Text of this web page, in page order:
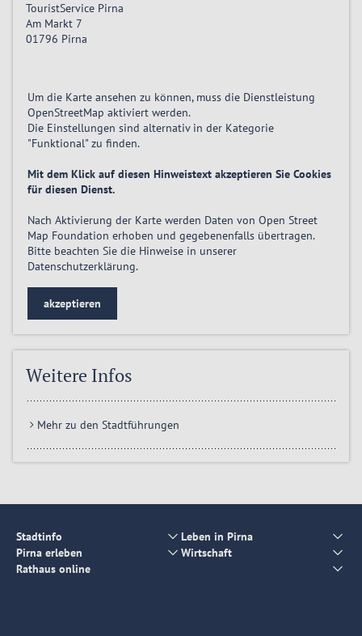
TouristService Pirna
Am Markt 7
01796 Pirna
Um die Karte ansehen zu können, muss die Dienstleistung
OpenStreetMap aktiviert werden.
Die Einstellungen sind alternativ in der Kategorie
"Funktional" zu finden.
Mit dem Klick auf diesen Hinweistext akzeptieren Sie Cookies
für diesen Dienst.
Nach Aktivierung der Karte werden Daten von Open Street
Map Foundation erhoben und gegebenenfalls übertragen.
Bitte beachten Sie die Hinweise in unserer
Datenschutzerklärung.
akzeptieren
Weitere Infos
Mehr zu den Stadtführungen
Stadtinfo
Leben in Pirna
Pirna erleben
Wirtschaft
Rathaus online